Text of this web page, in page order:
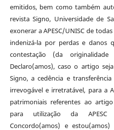
emitidos, bem como também
revista Signo, Universidade de
exonerar a APESC/UNISC de
indenizá-la por perdas e danos
contestação (da
Declaro(amos), caso o artigo
Signo, a cedência e
irrevogável e irretratável, para a
patrimoniais referentes ao
para utilização da APESC
Concordo(amos) e